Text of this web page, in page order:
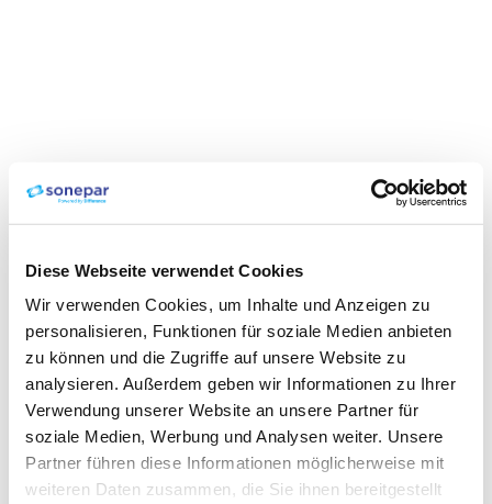
Diese Webseite verwendet Cookies
Wir verwenden Cookies, um Inhalte und Anzeigen zu
personalisieren, Funktionen für soziale Medien anbieten
zu können und die Zugriffe auf unsere Website zu
analysieren. Außerdem geben wir Informationen zu Ihrer
Verwendung unserer Website an unsere Partner für
soziale Medien, Werbung und Analysen weiter. Unsere
Partner führen diese Informationen möglicherweise mit
weiteren Daten zusammen, die Sie ihnen bereitgestellt